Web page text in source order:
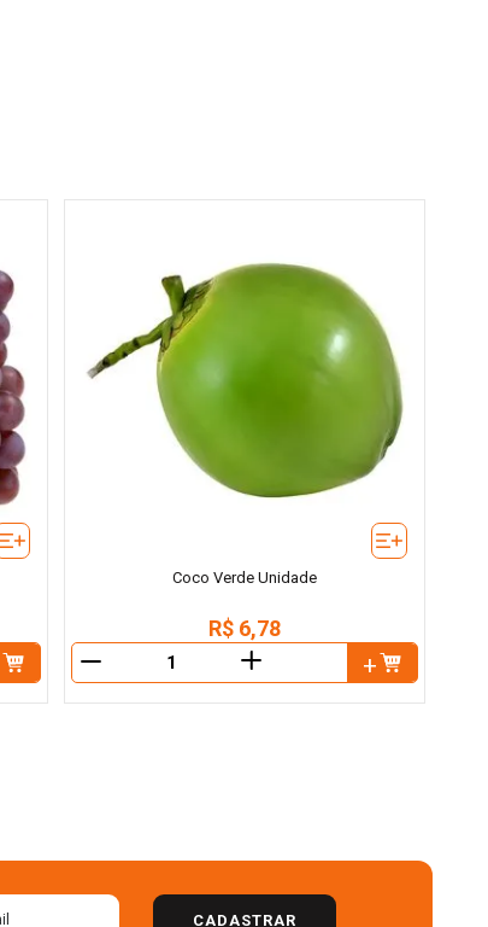
Coco Verde Unidade
R$ 6,78
＋
CADASTRAR